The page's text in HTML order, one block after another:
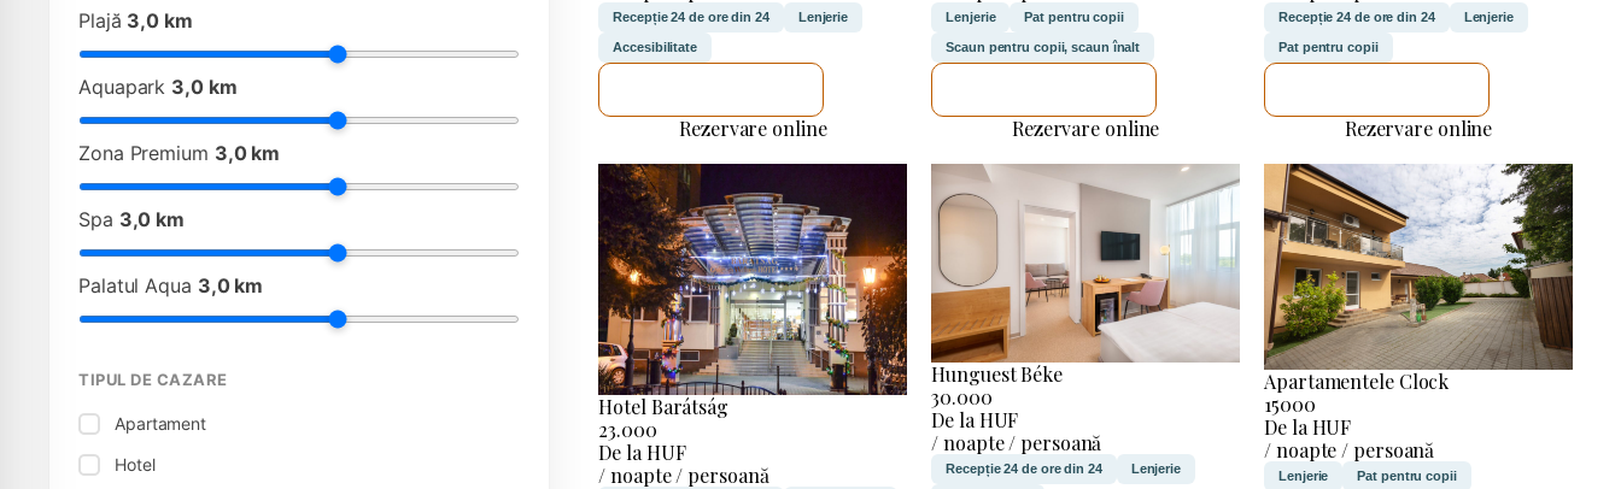
Plajă 3,0 km
Aquapark 3,0 km
Zona Premium 3,0 km
Spa 3,0 km
Palatul Aqua 3,0 km
TIPUL DE CAZARE
Apartament
Hotel
Recepție 24 de ore din 24 Lenjerie
Accesibilitate
Rezervare online
Lenjerie Pat pentru copii
Scaun pentru copii, scaun înalt
Rezervare online
Recepție 24 de ore din 24 Lenjerie
Pat pentru copii
Rezervare online
Hotel Barátság
23.000
De la HUF
/ noapte / persoană
Hunguest Béke
30.000
De la HUF
/ noapte / persoană
Recepție 24 de ore din 24 Lenjerie
Apartamentele Clock
15000
De la HUF
/ noapte / persoană
Lenjerie Pat pentru copii